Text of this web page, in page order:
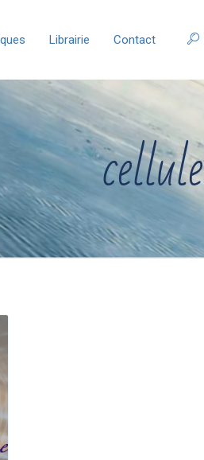
Librairie Contact
cellule